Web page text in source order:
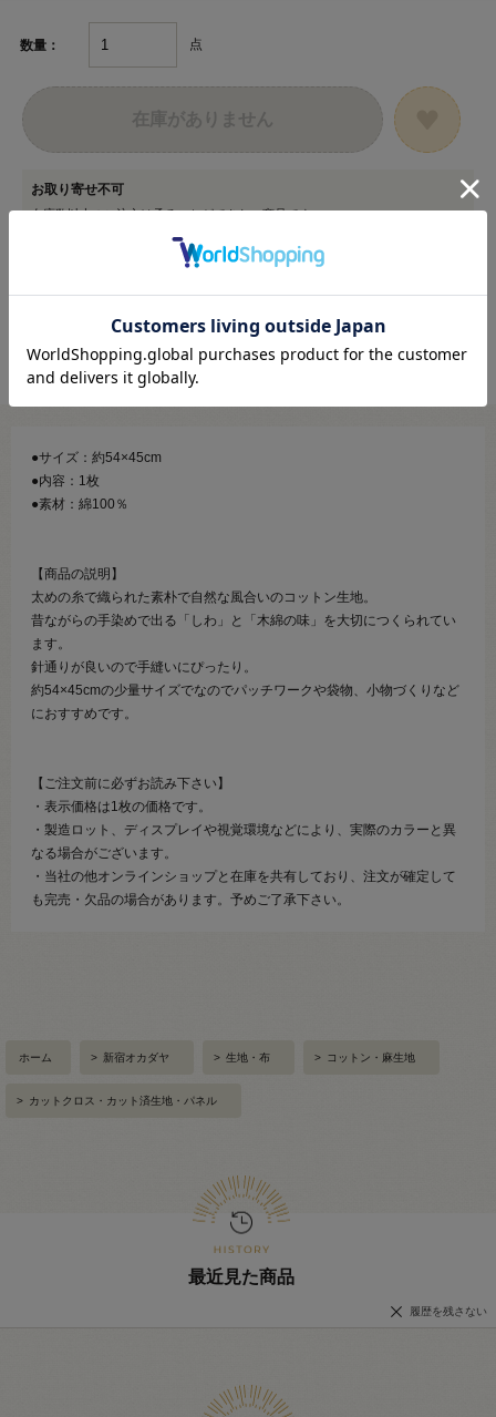
数量： 点
在庫がありません
お取り寄せ不可
在庫数以上のご注文は承ることができない商品です。
●サイズ：約54×45cm
●内容：1枚
●素材：綿100％
【商品の説明】
太めの糸で織られた素朴で自然な風合いのコットン生地。
昔ながらの手染めで出る「しわ」と「木綿の味」を大切につくられてい
ます。
針通りが良いので手縫いにぴったり。
約54×45cmの少量サイズでなのでパッチワークや袋物、小物づくりなど
におすすめです。
【ご注文前に必ずお読み下さい】
・表示価格は1枚の価格です。
・製造ロット、ディスプレイや視覚環境などにより、実際のカラーと異
なる場合がございます。
・当社の他オンラインショップと在庫を共有しており、注文が確定して
も完売・欠品の場合があります。予めご了承下さい。
ホーム > 新宿オカダヤ > 生地・布 > コットン・麻生地
> カットクロス・カット済生地・パネル
最近見た商品
履歴を残さない